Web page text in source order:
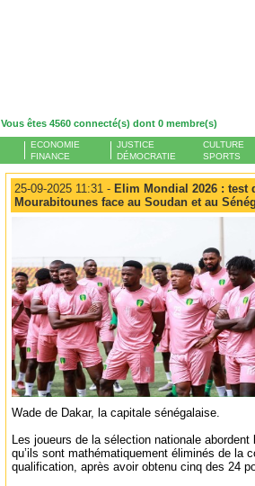
Vous êtes 4560 connecté(s) dont 0 membre(s)
ECONOMIE
FINANCE
JUSTICE
DÉMOCRATIE
CULTURE
SPORTS
25-09-2025 11:31 - Elim Mondial 2026 :
Mourabitounes face au Soudan et au
Wade de Dakar, la capitale sénégalaise.
Les joueurs de la sélection nationale
qu’ils sont mathématiquement éliminés de la
qualification, après avoir obtenu cinq des 24